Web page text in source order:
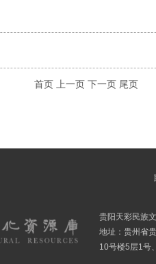
首页 上一页 下一页 尾页
贵阳天彩民族
地址：贵州省
10号楼5层1号